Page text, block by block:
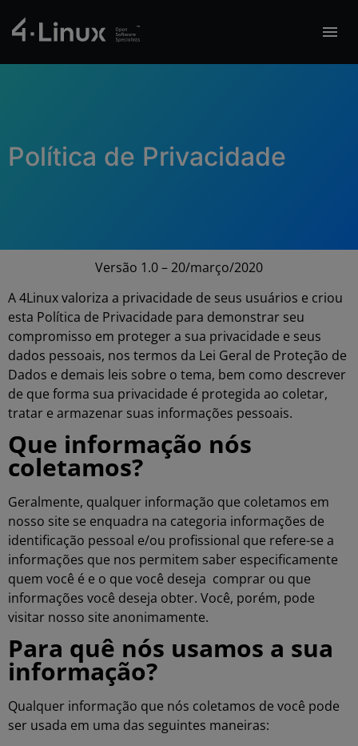
Política de Privacidade
Versão 1.0 – 20/março/2020
A 4Linux valoriza a privacidade de seus usuários e criou
esta Política de Privacidade para demonstrar seu
compromisso em proteger a sua privacidade e seus
dados pessoais, nos termos da Lei Geral de Proteção de
Dados e demais leis sobre o tema, bem como descrever
de que forma sua privacidade é protegida ao coletar,
tratar e armazenar suas informações pessoais.
Que informação nós
coletamos?
Geralmente, qualquer informação que coletamos em
nosso site se enquadra na categoria informações de
identificação pessoal e/ou profissional que refere-se a
informações que nos permitem saber especificamente
quem você é e o que você deseja comprar ou que
informações você deseja obter. Você, porém, pode
visitar nosso site anonimamente.
Para quê nós usamos a sua
informação?
Qualquer informação que nós coletamos de você pode
ser usada em uma das seguintes maneiras: